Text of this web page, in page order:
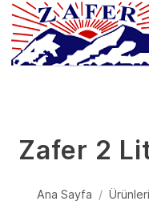
Zafer 2
Ana Sayfa